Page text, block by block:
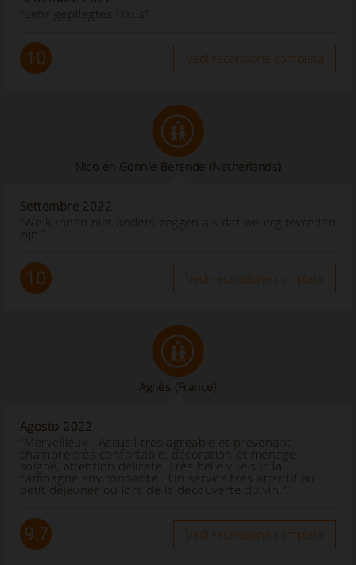
“Sehr gepflegtes Haus”
10 Vedi recensione completa
Nico en Gonnie Berende (Netherlands)
Settembre 2022
“We kunnen niet anders zeggen als dat we erg tevreden
zijn.”
10 Vedi recensione completa
Agnès (France)
Agosto 2022
“Merveilleux . Accueil très agréable et prévenant ,
chambre très confortable, décoration et ménage
soigné, attention délicate. Très belle vue sur la
campagne environnante . Un service très attentif au
petit déjeuner ou lors de la découverte du vin.”
9.7 Vedi recensione completa